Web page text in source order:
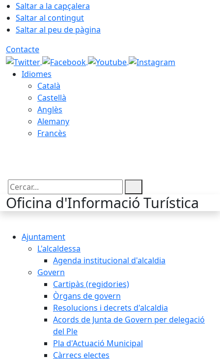
Saltar a la capçalera
Saltar al contingut
Saltar al peu de pàgina
Contacte
Idiomes
Català
Castellà
Anglès
Alemany
Francès
Cercar:
Oficina d'Informació Turística
Ajuntament
L'alcaldessa
Agenda institucional d'alcaldia
Govern
Cartipàs (regidories)
Òrgans de govern
Resolucions i decrets d'alcaldia
Acords de Junta de Govern per delegació
del Ple
Pla d'Actuació Municipal
Càrrecs electes